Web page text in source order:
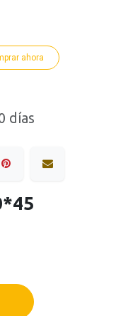
ahora
días